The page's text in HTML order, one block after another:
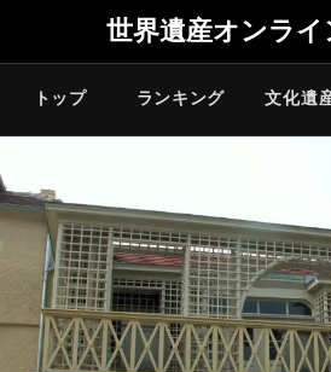
世界遺産オンラ
トップ ランキング 文化遺